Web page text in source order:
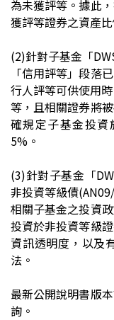
為未獲評等。據此
獲評等證券之資產
(2)針對子基金「
「信用評等」段落
行人評等可供使用
等，且相關證券將
確規定子基金投
5%。
(3)針對子基金「
非投資等級債(AN09/
相關子基金之投資
投資於非投資等級
資訊透明度，以及
法。
最新公開說明書版
詢。